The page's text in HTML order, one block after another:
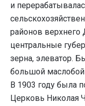
и
районов верхнего
центральные
зерна, элеватор.
большой
В 1903 году была
Церковь Николая